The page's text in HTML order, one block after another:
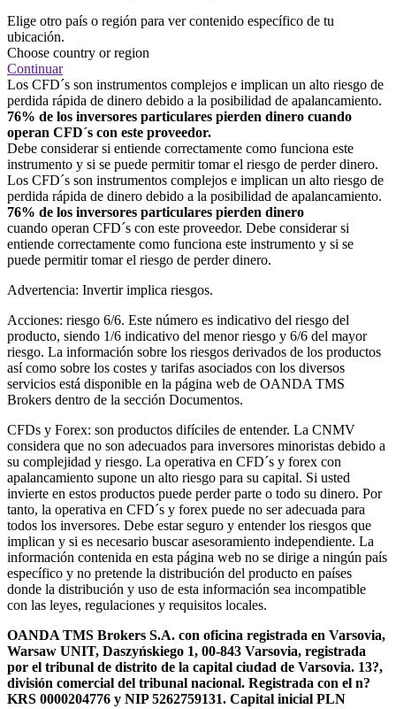
Elige otro país o región para ver contenido específico de tu
ubicación.
Choose country or region
Continuar
Los CFD´s son instrumentos complejos e implican un alto riesgo de
perdida rápida de dinero debido a la posibilidad de apalancamiento.
76% de los inversores particulares pierden dinero cuando
operan CFD´s con este proveedor.
Debe considerar si entiende correctamente como funciona este
instrumento y si se puede permitir tomar el riesgo de perder dinero.
Los CFD´s son instrumentos complejos e implican un alto riesgo de
perdida rápida de dinero debido a la posibilidad de apalancamiento.
76% de los inversores particulares pierden dinero
cuando operan CFD´s con este proveedor. Debe considerar si
entiende correctamente como funciona este instrumento y si se
puede permitir tomar el riesgo de perder dinero.
Advertencia: Invertir implica riesgos.
Acciones: riesgo 6/6. Este número es indicativo del riesgo del
producto, siendo 1/6 indicativo del menor riesgo y 6/6 del mayor
riesgo. La información sobre los riesgos derivados de los productos
así como sobre los costes y tarifas asociados con los diversos
servicios está disponible en la página web de OANDA TMS
Brokers dentro de la sección Documentos.
CFDs y Forex: son productos difíciles de entender. La CNMV
considera que no son adecuados para inversores minoristas debido a
su complejidad y riesgo. La operativa en CFD´s y forex con
apalancamiento supone un alto riesgo para su capital. Si usted
invierte en estos productos puede perder parte o todo su dinero. Por
tanto, la operativa en CFD´s y forex puede no ser adecuada para
todos los inversores. Debe estar seguro y entender los riesgos que
implican y si es necesario buscar asesoramiento independiente. La
información contenida en esta página web no se dirige a ningún país
específico y no pretende la distribución del producto en países
donde la distribución y uso de esta información sea incompatible
con las leyes, regulaciones y requisitos locales.
OANDA TMS Brokers S.A. con oficina registrada en Varsovia,
Warsaw UNIT, Daszyńskiego 1, 00-843 Varsovia, registrada
por el tribunal de distrito de la capital ciudad de Varsovia. 13?,
división comercial del tribunal nacional. Registrada con el n?
KRS 0000204776 y NIP 5262759131. Capital inicial PLN